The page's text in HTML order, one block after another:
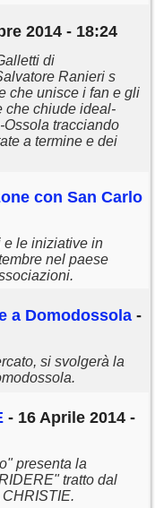
2014 - 18:24
di
Ranieri s
che unisce i fan e gli
che chiude ideal-
tracciando
a termine e dei
con San Carlo
e le iniziative in
nel paese
a Domodossola -
si svolgerà la
- 16 Aprile 2014 -
presenta la
tratto dal